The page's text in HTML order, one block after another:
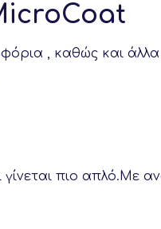
, καθώς και
πιο απλό.Με